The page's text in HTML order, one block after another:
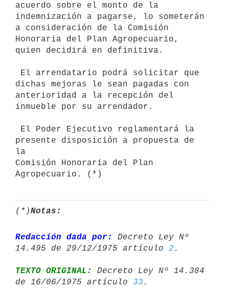
acuerdo sobre el monto de la
indemnización a pagarse, lo someterán
a consideración de la Comisión
Honoraria del Plan Agropecuario,
quien decidirá en definitiva.
dichas mejoras le sean pagadas con
anterioridad a la recepción del
inmueble por su arrendador.
presente disposición a propuesta de
la
Comisión Honoraria del Plan
(*)Notas:
Redacción dada por:
Decreto Ley Nº
14.495 de 29/12/1975 artículo 2
TEXTO ORIGINAL:
Decreto Ley Nº 14.384
de 16/06/1975 artículo 33